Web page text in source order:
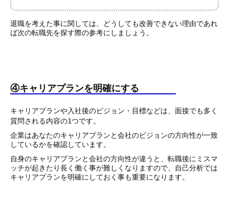
退職を考えた事に関しては、どうしても改善できない理由であれ
ば次の転職先を探す際の参考にしましょう。
④キャリアプランを明確にする
キャリアプランや入社後のビジョン・目標などは、面接でも多く
質問される内容の1つです。
企業はあなたのキャリアプランと会社のビジョンの方向性が一致
しているかを確認しています。
自身のキャリアプランと会社の方向性が違うと、転職後にミスマ
ッチが起きたり長く働く事が難しくなりますので、自己分析では
キャリアプランを明確にしておく事も重要になります。